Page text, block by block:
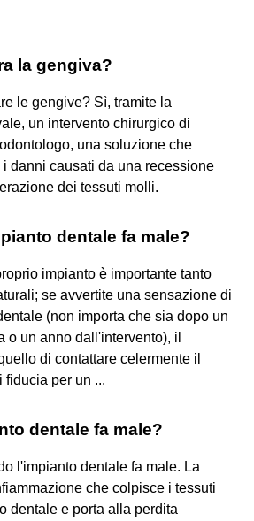
la gengiva?
le gengive? Sì, tramite la
un intervento chirurgico di
una soluzione che
danni causati da una recessione
dei tessuti molli.
dentale fa male?
impianto è importante tanto
se avvertite una sensazione di
(non importa che sia dopo un
o un anno dall'intervento), il
di contattare celermente il
fiducia per un ...
dentale fa male?
l'impianto dentale fa male. La
che colpisce i tessuti
dentale e porta alla perdita